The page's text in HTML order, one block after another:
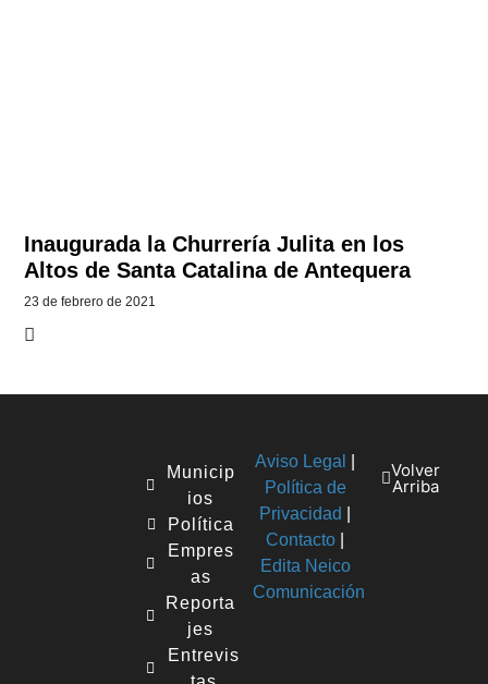
Inaugurada la Churrería Julita en los
Altos de Santa Catalina de Antequera
23 de febrero de 2021
Municip
ios
Política
Empres
as
Reporta
jes
Entrevis
Aviso Legal
Política de
Privacidad
Contacto
Edita Neico
Comunicación
Volver
Arriba